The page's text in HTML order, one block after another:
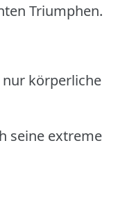
Triumphen.
körperliche
seine extreme